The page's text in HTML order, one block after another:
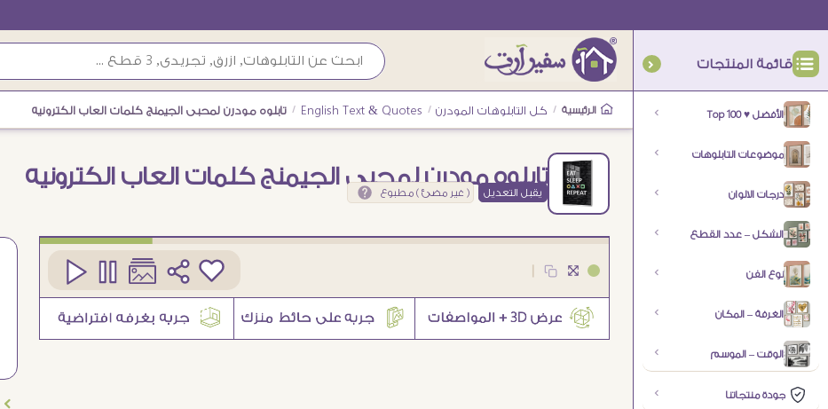
قائمة المنتجات
الأفضل ♥ Top 100
موضوعات التابلوهات
درجات الالوان
الشكل – عدد القطع
نوع الفن
الغرفة – المكان
الوقت – الموسم
جودة منتجاتنا
الرئيسية / كل التابلوهات المودرن /
English Text & Quotes
/ تابلوه مودرن لمحبى الجيمنج كلمات العاب الكترونيه
تابلوه مودرن لمحبى الجيمنج كلمات العاب الكترونيه
يقبل التعديل ( غير مضئ ) مطبوع
3
Ö